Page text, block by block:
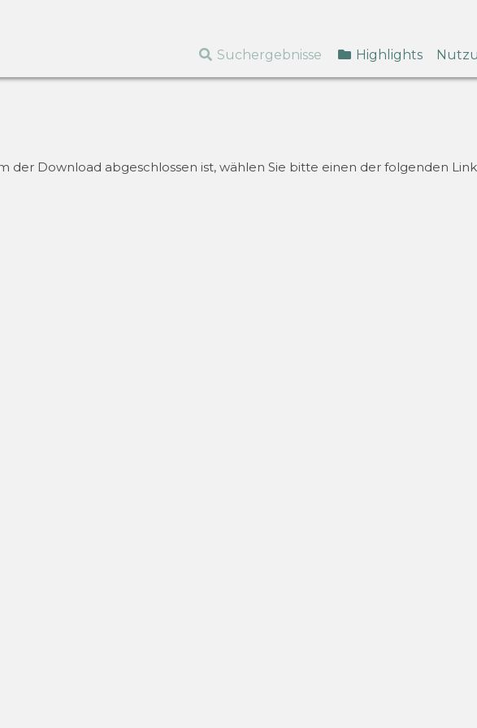
Suchergebnisse Highlights
der Download abgeschlossen ist, wählen Sie bitte einen der folgenden